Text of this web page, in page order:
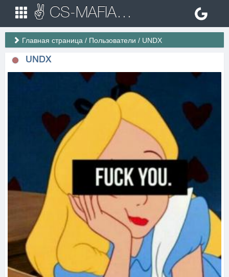
✌ CS-MAFIA.RU ✌ Игровые сервера Counter Strike 1.6
Главная страница / Пользователи / UNDX
UNDX